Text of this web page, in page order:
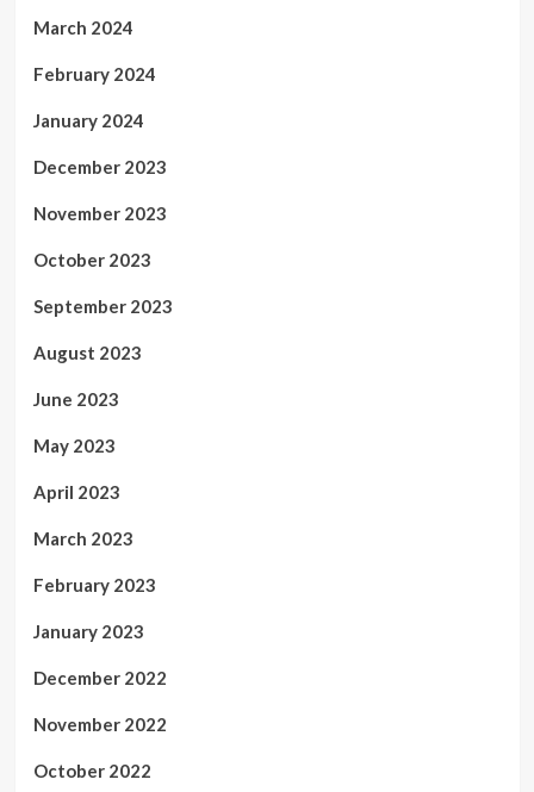
March 2024
February 2024
January 2024
December 2023
November 2023
October 2023
September 2023
August 2023
June 2023
May 2023
April 2023
March 2023
February 2023
January 2023
December 2022
November 2022
October 2022